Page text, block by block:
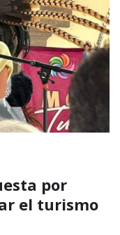
por
el turismo